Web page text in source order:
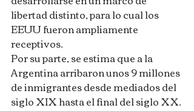
libertad distinto, para lo cual los
EEUU fueron ampliamente
receptivos.
Por su parte, se estima que a la
Argentina arribaron unos 9 millones
de inmigrantes desde mediados del
siglo XIX hasta el final del siglo XX.